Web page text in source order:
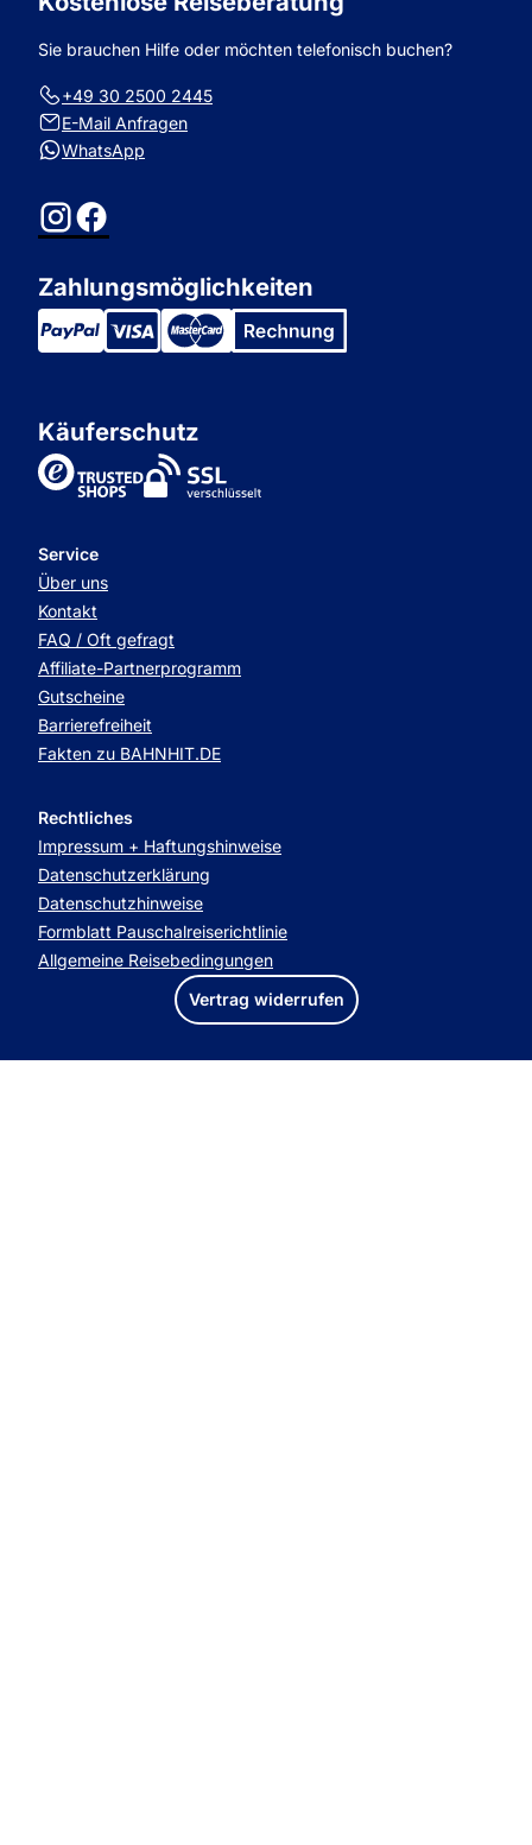
Sie brauchen Hilfe oder möchten telefonisch buchen?
+49 30 2500 2445
E-Mail Anfragen
WhatsApp
InstagramFacebook
Zahlungsmöglichkeiten
Käuferschutz
TrustedShops
Service
Über uns
Kontakt
FAQ / Oft gefragt
Affiliate-Partnerprogramm
Gutscheine
Barrierefreiheit
Fakten zu BAHNHIT.DE
Rechtliches
Impressum + Haftungshinweise
Datenschutzerklärung
Datenschutzhinweise
Formblatt Pauschalreiserichtlinie
Allgemeine Reisebedingungen
Vertrag widerrufen